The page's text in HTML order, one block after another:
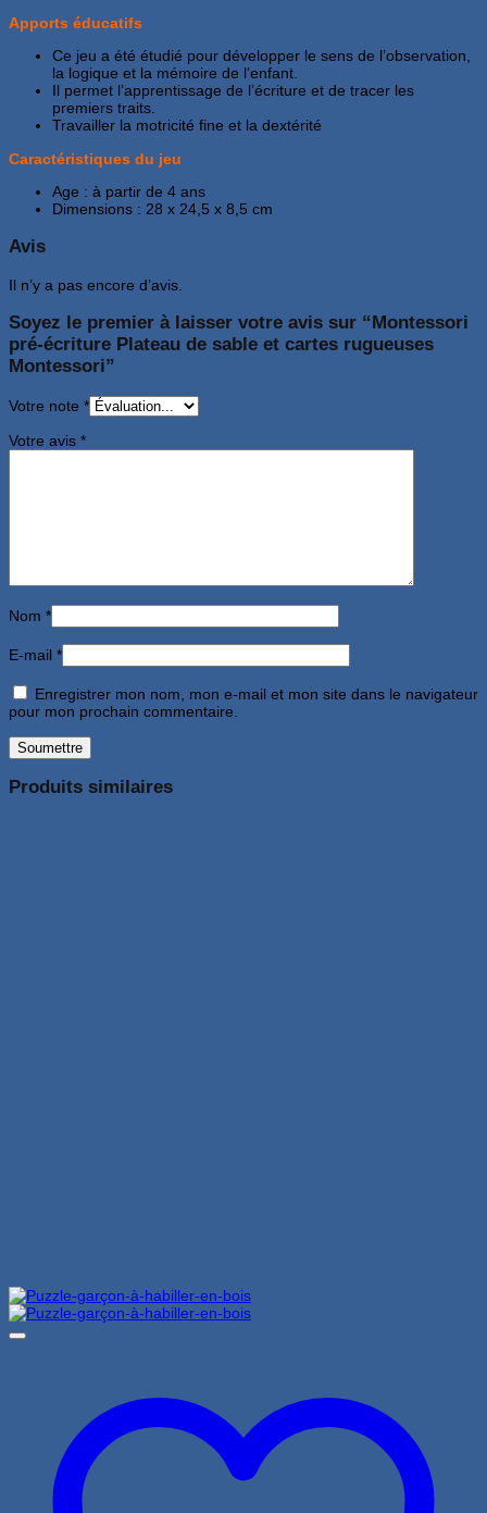
Apports éducatifs
Ce jeu a été étudié pour développer le sens de l’observation,
la logique et la mémoire de l’enfant.
Il permet l’apprentissage de l’écriture et de tracer les
premiers traits.
Travailler la motricité fine et la dextérité
Caractéristiques du jeu
Age : à partir de 4 ans
Dimensions : 28 x 24,5 x 8,5 cm
Avis
Il n’y a pas encore d’avis.
Soyez le premier à laisser votre avis sur “Montessori
pré-écriture Plateau de sable et cartes rugueuses
Montessori”
Votre note *
Votre avis *
Nom *
E-mail *
Enregistrer mon nom, mon e-mail et mon site dans le navigateur
pour mon prochain commentaire.
Produits similaires